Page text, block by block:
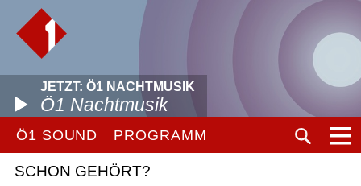
JETZT: Ö1 NACHTMUSIK
Ö1 Nachtmusik
Ö1 SOUND PROGRAMM
SCHON GEHÖRT?